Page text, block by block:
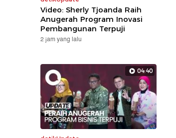
Video: Sherly Tjoanda Raih
Anugerah Program Inovasi
Pembangunan Terpuji
2 jam yang lalu
04:40